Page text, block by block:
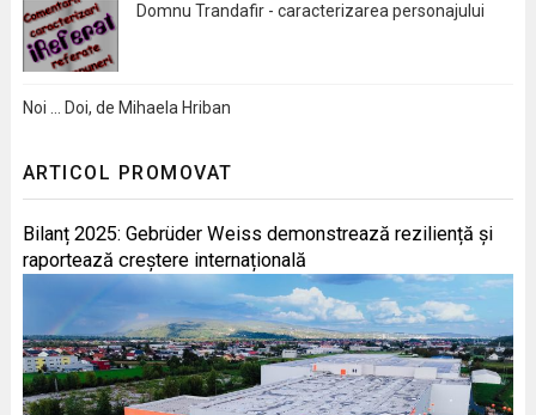
Domnu Trandafir - caracterizarea personajului
Noi … Doi, de Mihaela Hriban
ARTICOL PROMOVAT
Bilanț 2025: Gebrüder Weiss demonstrează reziliență și
raportează creștere internațională